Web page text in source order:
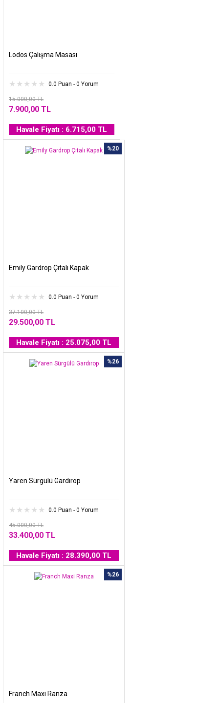
Lodos Çalışma Masası
0.0 Puan - 0 Yorum
15.000,00 TL
7.900,00 TL
Havale Fiyatı : 6.715,00 TL
%20
Emily Gardrop Çıtalı Kapak
0.0 Puan - 0 Yorum
37.100,00 TL
29.500,00 TL
Havale Fiyatı : 25.075,00 TL
%26
Yaren Sürgülü Gardırop
0.0 Puan - 0 Yorum
45.000,00 TL
33.400,00 TL
Havale Fiyatı : 28.390,00 TL
%26
Franch Maxi Ranza